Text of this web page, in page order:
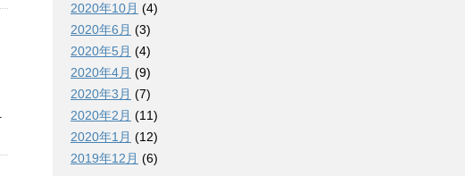
2020年10月 (4)
2020年6月 (3)
2020年5月 (4)
2020年4月 (9)
2020年3月 (7)
2020年2月 (11)
2020年1月 (12)
2019年12月 (6)